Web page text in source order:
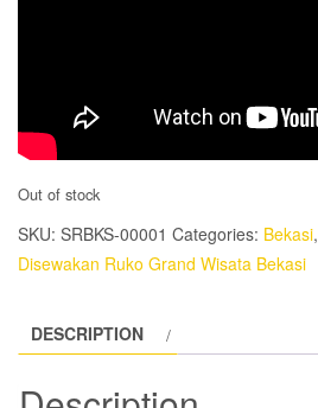
Out of stock
SKU: SRBKS-00001 Categories: Bekasi,
Disewakan Ruko Grand Wisata Bekasi
DESCRIPTION